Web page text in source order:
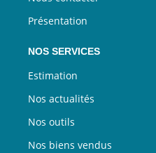
Présentation
NOS SERVICES
Estimation
Nos actualités
Nos outils
Nos biens vendus